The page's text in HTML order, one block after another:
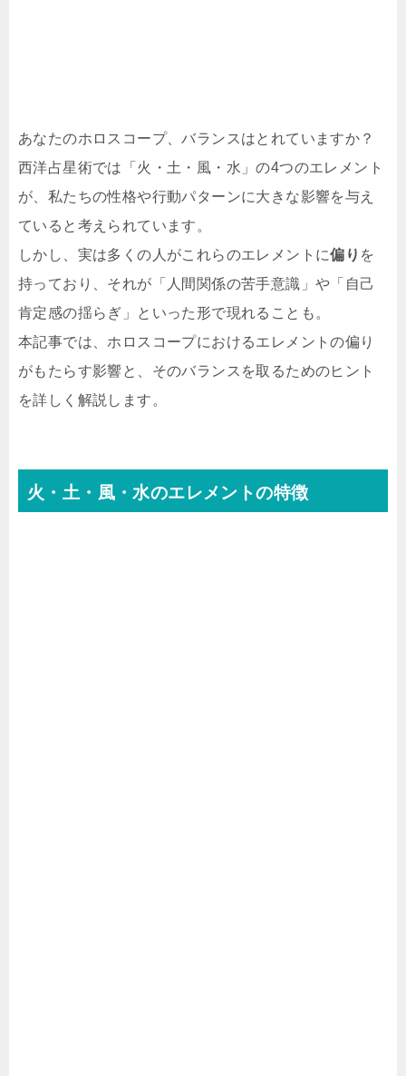
あなたのホロスコープ、バランスはとれていますか？
西洋占星術では「火・土・風・水」の4つのエレメント
が、私たちの性格や行動パターンに大きな影響を与え
ていると考えられています。
しかし、実は多くの人がこれらのエレメントに偏り を
持っており、それが「人間関係の苦手意識」や「自己
肯定感の揺らぎ」といった形で現れることも。
本記事では、ホロスコープにおけるエレメントの偏り
がもたらす影響と、そのバランスを取るためのヒント
を詳しく解説します。
火・土・風・水のエレメントの特徴